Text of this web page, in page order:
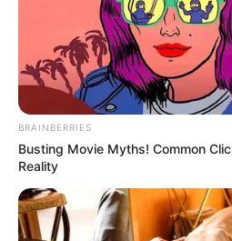
BAIXE A RECEITA GRÁTIS AQUI
3.Vestido de crochê com
BRAINBERRIES
Busting Movie Myths! Common
Reality